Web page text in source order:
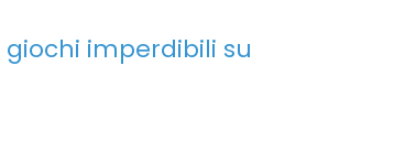
giochi imperdibili su